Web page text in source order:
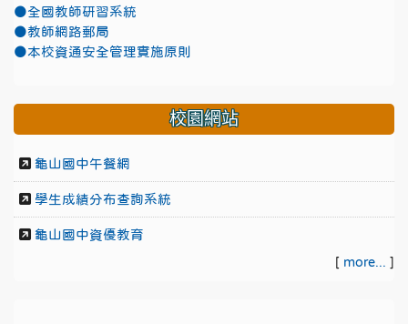
●全國教師研習系統
●教師網路郵局
●本校資通安全管理實施原則
校園網站
龜山國中午餐網
學生成績分布查詢系統
龜山國中資優教育
[ more... ]